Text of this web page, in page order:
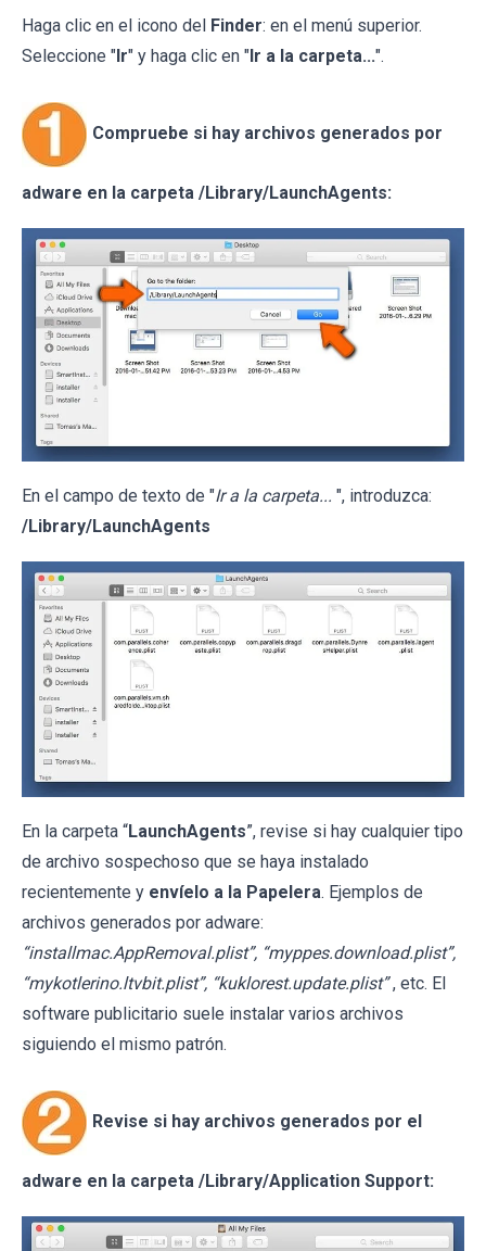
Haga clic en el icono del Finder: en el menú superior.
Seleccione "Ir" y haga clic en "Ir a la carpeta...".
Compruebe si hay archivos generados por
adware en la carpeta /Library/LaunchAgents:
En el campo de texto de "Ir a la carpeta... ", introduzca:
/Library/LaunchAgents
En la carpeta “LaunchAgents”, revise si hay cualquier tipo
de archivo sospechoso que se haya instalado
recientemente y envíelo a la Papelera. Ejemplos de
archivos generados por adware:
“installmac.AppRemoval.plist”, “myppes.download.plist”,
“mykotlerino.ltvbit.plist”, “kuklorest.update.plist” , etc. El
software publicitario suele instalar varios archivos
siguiendo el mismo patrón.
Revise si hay archivos generados por el
adware en la carpeta /Library/Application Support: